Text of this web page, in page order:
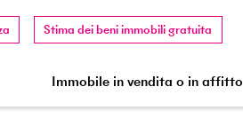
Stima dei beni immobili gratuita
Immobile in vendita o in affitto